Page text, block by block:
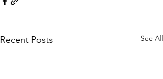
Recent Posts See All